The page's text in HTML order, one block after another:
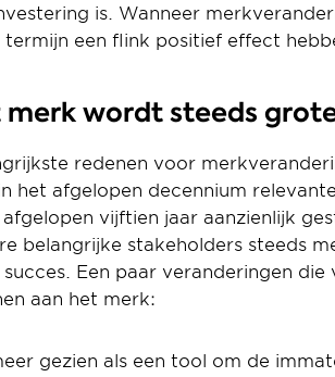
is. Wanneer
een flink positief effect
merk wordt steeds
redenen voor
het afgelopen decennium
vijftien jaar aanzienlijk
belangrijke stakeholders steeds
Een paar veranderingen die
aan het merk:
gezien als een tool om de